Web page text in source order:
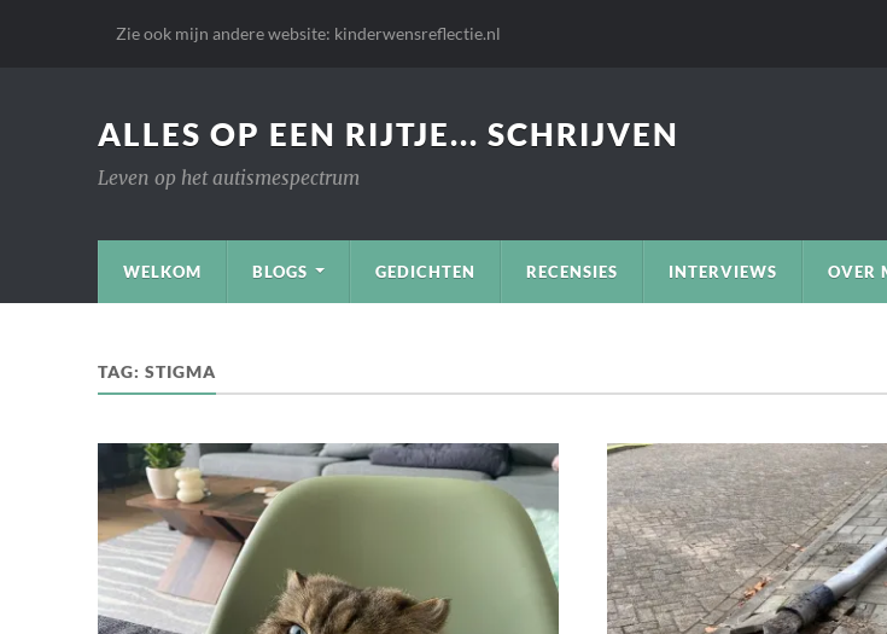
Zie ook mijn andere website: kinderwensreflectie.nl
ALLES OP EEN RIJTJE... SCHRIJVEN
Leven op het autismespectrum
WELKOM BLOGS GEDICHTEN RECENSIES INTERVIEWS OVER
TAG: STIGMA